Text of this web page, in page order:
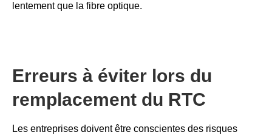
lentement que la fibre optique.
Erreurs à éviter lors du
remplacement du RTC
Les entreprises doivent être conscientes des risques